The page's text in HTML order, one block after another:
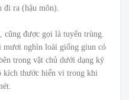
ra (hậu môn).
được gọi là tuyến trùng.
mươi nghìn loài giống giun có
trong vật chủ dưới dạng ký
kích thước hiển vi trong khi